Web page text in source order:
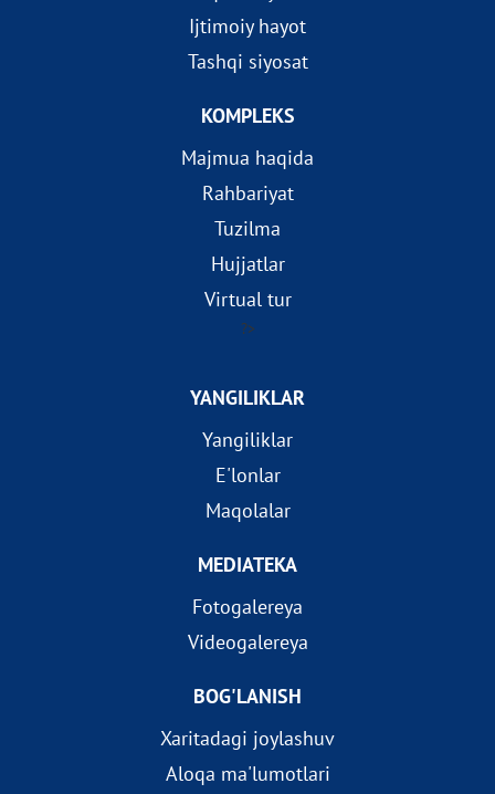
Ijtimoiy hayot
Tashqi siyosat
KOMPLEKS
Majmua haqida
Rahbariyat
Tuzilma
Hujjatlar
Virtual tur
?>
YANGILIKLAR
Yangiliklar
E'lonlar
Maqolalar
MEDIATEKA
Fotogalereya
Videogalereya
BOG'LANISH
Xaritadagi joylashuv
Aloqa ma'lumotlari